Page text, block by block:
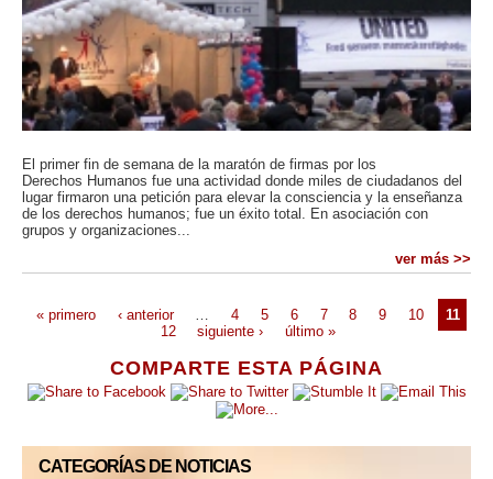
COMPARTE ESTA PÁGINA
CATEGORÍAS DE NOTICIAS
El primer fin de semana de la maratón de firmas por los
Derechos Humanos fue una actividad donde miles de ciudadanos del
lugar firmaron una petición para elevar la consciencia y la enseñanza
de los derechos humanos; fue un éxito total. En asociación con
grupos y organizaciones...
ver más >>
« primero ‹ anterior … 4 5 6 7 8 9 10
11
12
siguiente › último »